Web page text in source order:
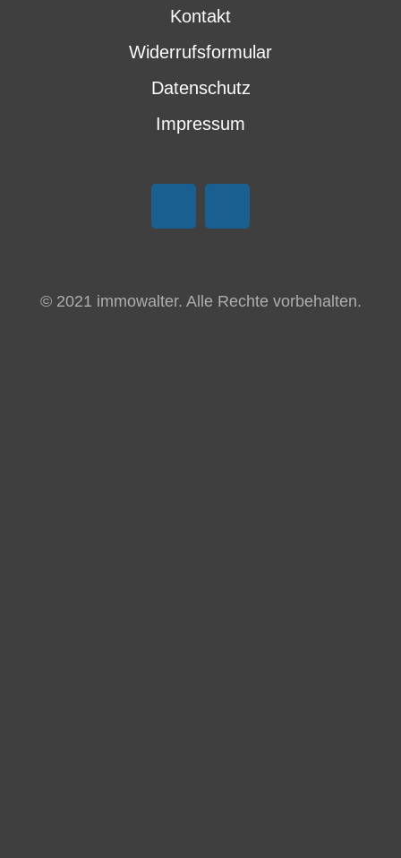
Kontakt
Widerrufsformular
Datenschutz
Impressum
© 2021 immowalter. Alle Rechte vorbehalten.